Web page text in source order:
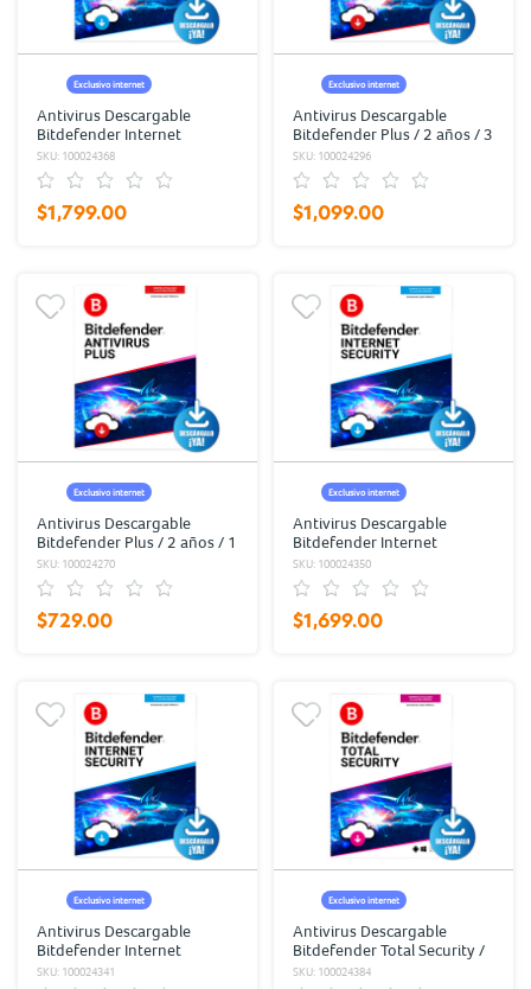
Exclusivo internet
Antivirus Descargable
Bitdefender Internet
Security / 2 años / 5
usuarios
SKU: 100024368
$1,799.00
Exclusivo internet
Antivirus Descargable
Bitdefender Plus / 2 años / 3
usuarios
SKU: 100024296
$1,099.00
Exclusivo internet
Antivirus Descargable
Bitdefender Plus / 2 años / 1
usuario
SKU: 100024270
$729.00
Exclusivo internet
Antivirus Descargable
Bitdefender Internet
Security / 2 años / 3
usuarios
SKU: 100024350
$1,699.00
Exclusivo internet
Antivirus Descargable
Bitdefender Internet
Security / 2 años / 1 usuario
SKU: 100024341
Exclusivo internet
Antivirus Descargable
Bitdefender Total Security /
2 años / 5 usuarios
SKU: 100024384